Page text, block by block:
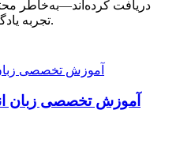
دریافت کرده‌اند—به‌خاطر
تجربه یادگیری بی‌نظیر در موضوعات متنوع.
آموزش تخصصی زبان